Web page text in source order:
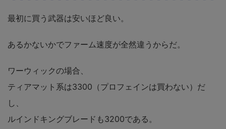
最初に買う武器は安いほど良い。
あるかないかでファーム速度が全然違うからだ。
ワーウィックの場合、
ティアマット系は3300（プロフェインは買わない）だ
し、
ルインドキングブレードも3200である。